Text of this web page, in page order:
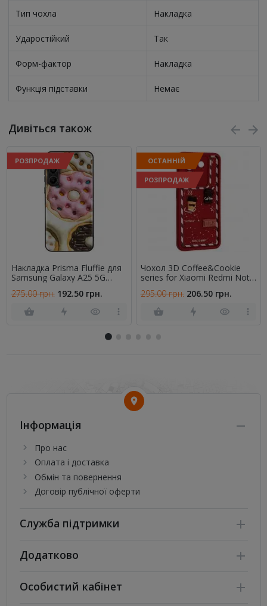
Тип чохла Накладка
Ударостійкий Так
Форм-фактор Накладка
Функція підставки Немає
Дивіться також
РОЗПРОДАЖ
Накладка Prisma Fluffie для
Samsung Galaxy A25 5G
275.00 грн. 192.50 грн.
ОСТАННІЙ
РОЗПРОДАЖ
Чохол 3D Coffee&Cookie
series for Xiaomi Redmi Note
295.00 грн. 206.50 грн.
Інформація
Про нас
Оплата і доставка
Обмін та повернення
Договір публічної оферти
Служба підтримки
Додатково
Особистий кабінет